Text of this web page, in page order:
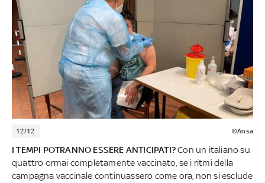
12/12 ©Ansa
I TEMPI POTRANNO ESSERE ANTICIPATI?Con un italiano su
quattro ormai completamente vaccinato, se i ritmi della
campagna vaccinale continuassero come ora, non si esclude